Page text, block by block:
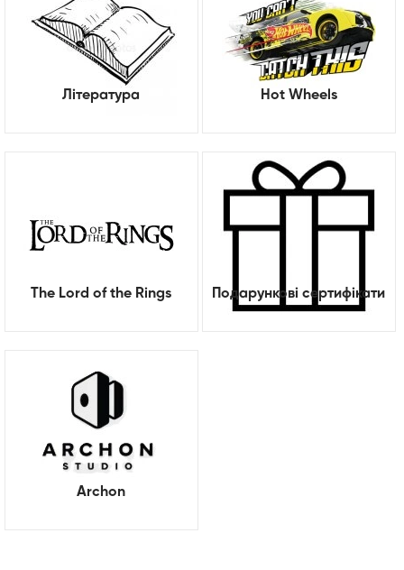
Література Hot Wheels
The Lord of the Rings Подарункові сертифікати
Archon